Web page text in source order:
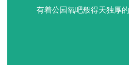
有着公园氧吧般得天独厚